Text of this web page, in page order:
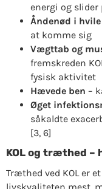
energi og slider
Åndenød i hvile
at komme sig
Vægttab og
fremskreden
fysisk aktivitet
Hævede ben –
Øget
såkaldte
[3, 6]
KOL og træthed –
Træthed ved KOL er
livskvaliteten mest,